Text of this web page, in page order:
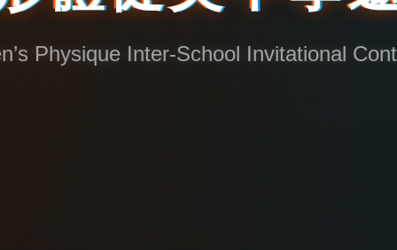
Physique Inter-School Invitational